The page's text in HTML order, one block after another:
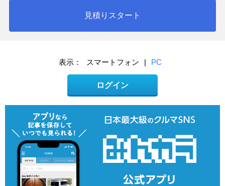
見積りスタート
表示： スマートフォン | PC
ログイン